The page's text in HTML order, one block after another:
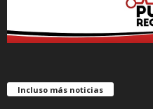
Incluso más noticias